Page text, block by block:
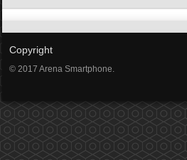
Copyright
© 2017 Arena Smartphone.